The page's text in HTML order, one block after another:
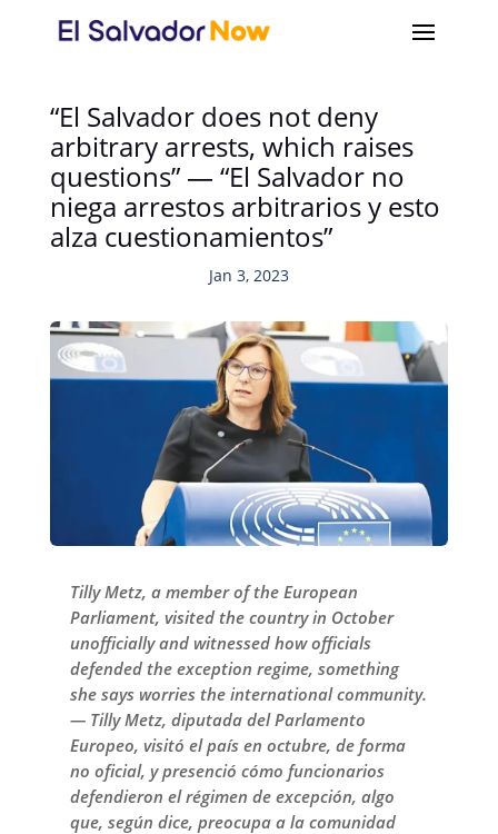
“El Salvador does not deny
arbitrary arrests, which raises
questions” — “El Salvador no
niega arrestos arbitrarios y esto
alza cuestionamientos”
Jan 3, 2023
Tilly Metz, a member of the European
Parliament, visited the country in October
unofficially and witnessed how officials
defended the exception regime, something
she says worries the international community.
— Tilly Metz, diputada del Parlamento
Europeo, visitó el país en octubre, de forma
no oficial, y presenció cómo funcionarios
defendieron el régimen de excepción, algo
que, según dice, preocupa a la comunidad